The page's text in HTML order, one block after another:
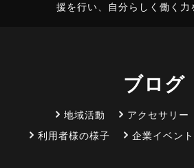
援を行い、自分らしく働く力
ブログ
地域活動 アクセサリー
利用者様の様子
企業イベント